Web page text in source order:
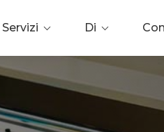
Servizi Di